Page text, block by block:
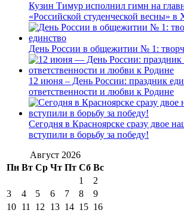
Кузин Тимур исполнил гимн на
«Российской студенческой весны» в
День России в общежитии № 1:
12 июня – День России: праздник
ответственности и любви к Родине
Сегодня в Красноярске сразу двое
вступили в борьбу за победу!
Август 2026
Пн Вт Ср Чт Пт Сб Вс
1
2
3
4 5 6 7 8
9
10 11 12 13 14 15 16